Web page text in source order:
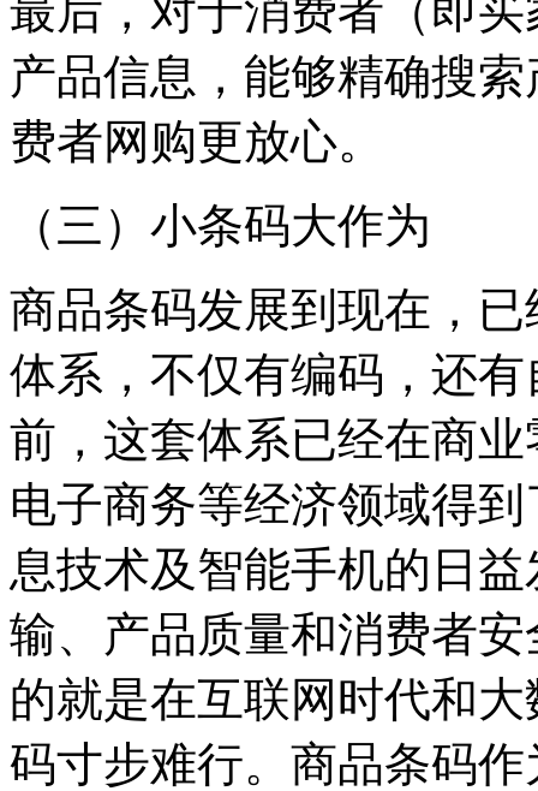
最后，对于消费者（即
产品信息，能够精确搜
费者网购更放心。
（三）小条码大作为
商品条码发展到现在，
体系，不仅有编码，还
前，这套体系已经在商
电子商务等经济领域得
息技术及智能手机的日
输、产品质量和消费者
的就是在互联网时代和
码寸步难行。商品条码